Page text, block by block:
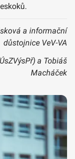
a informační
důstojnice VeV-VA
a Tobiáš
Macháček